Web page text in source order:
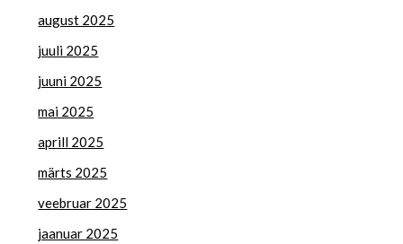
august 2025
juuli 2025
juuni 2025
mai 2025
aprill 2025
märts 2025
veebruar 2025
jaanuar 2025